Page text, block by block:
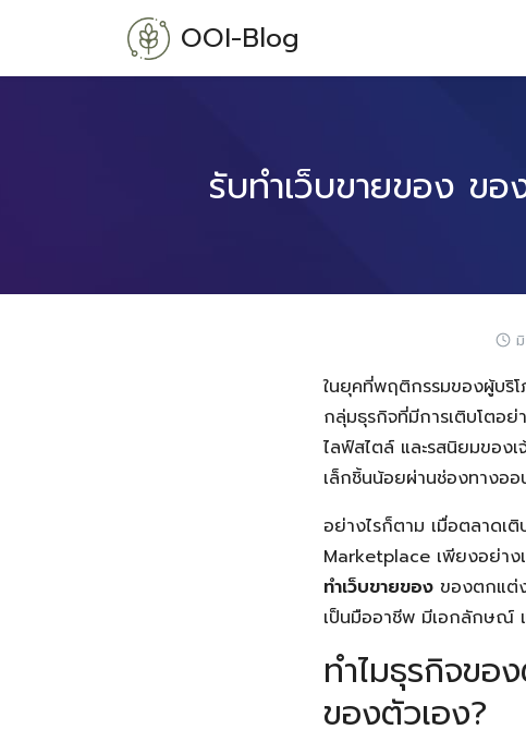
content
OOI-Blog
รับทำเว็บขายของ ข
ในยุคที่พฤติกรรมของผู้บริ
กลุ่มธุรกิจที่มีการเติบโตอ
ไลฟ์สไตล์ และรสนิยมของ
เล็กชิ้นน้อยผ่านช่องทางออ
อย่างไรก็ตาม เมื่อตลาดเ
Marketplace เพียงอย่าง
ทำเว็บขายของ ของตกแต่
เป็นมืออาชีพ มีเอกลักษณ์
ทำไมธุรกิจขอ
ของตัวเอง?